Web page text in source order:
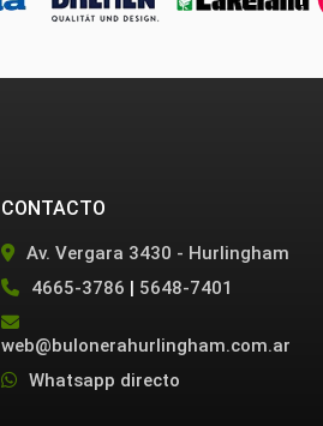
CONTACTO
Av. Vergara 3430 - Hurlingham
4665-3786 | 5648-7401
web@bulonerahurlingham.com.ar
Whatsapp directo